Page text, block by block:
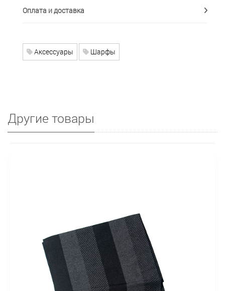
Оплата и доставка
Аксессуары Шарфы
Другие товары